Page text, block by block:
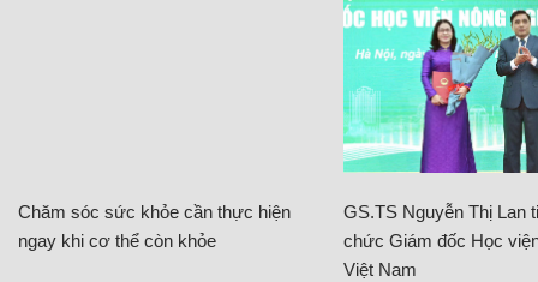
Chăm sóc sức khỏe cần thực hiện
ngay khi cơ thể còn khỏe
GS.TS Nguyễn Thị Lan
chức Giám đốc Học
Việt Nam